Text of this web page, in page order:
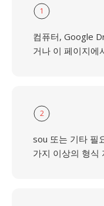
1
컴퓨터, Google
거나 이 페이지에
2
sou 또는 기타 필
가지 이상의 형식